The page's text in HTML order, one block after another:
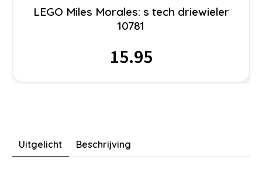
LEGO Miles Morales: s tech driewieler
10781
15.95
Uitgelicht Beschrijving